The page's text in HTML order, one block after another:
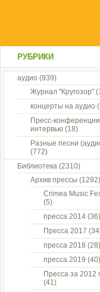
РУБРИКИ
аудио (939)
Журнал "Кругозор"
концерты на аудио
Пресс-
интервью (18)
Разные песни
(772)
Библиотека (2310)
Архив прессы (1292)
Crimea Music
(5)
пресса 2014 (36)
Пресса 2017
пресса 2018 (28)
пресса 2019 (40)
Пресса за 2012
(41)